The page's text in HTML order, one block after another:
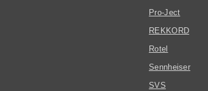
Pro-Ject
REKKORD
Rotel
Sennheiser
SVS